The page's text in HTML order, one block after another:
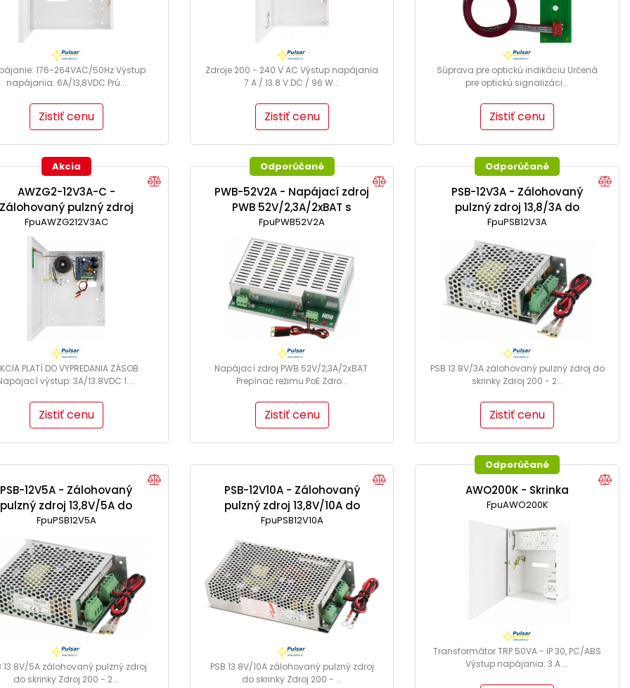
176÷264VAC/50Hz Výstup
napájania: 6A/13,8VDC Prú...
Zistiť cenu
Zdroje 200 - 240 V AC Výstup napájania
7 A / 13.8 V DC / 96 W...
Zistiť cenu
Súprava pre optickú indikáciu Určená
pre optickú signalizáci...
Zistiť cenu
Akcia
AWZG2-12V3A-C -
pulzný zdroj
13,8V/3A/17Ah
FpuAWZG212V3AC
PLATÍ DO VYPREDANIA ZÁSOB
výstup: 3A/13.8VDC 1....
Zistiť cenu
Odporúčané
PWB-52V2A - Napájací zdroj
PWB 52V/2,3A/2xBAT s
prepínačom režimu PoE
FpuPWB52V2A
Napájací zdroj PWB 52V/2,3A/2xBAT
Prepínač režimu PoE Zdro...
Zistiť cenu
Odporúčané
PSB-12V3A - Zálohovaný
pulzný zdroj 13,8/3A do
skrinky
FpuPSB12V3A
PSB 13.8V/3A zálohovaný pulzný zdroj do
skrinky Zdroj 200 - 2...
Zistiť cenu
PSB-12V5A - Zálohovaný
pulzný zdroj 13,8V/5A do
skrinky
FpuPSB12V5A
13.8V/5A zálohovaný pulzný zdroj
do skrinky Zdroj 200 - 2...
PSB-12V10A - Zálohovaný
pulzný zdroj 13,8V/10A do
skrinky
FpuPSB12V10A
PSB 13.8V/10A zálohovaný pulzný zdroj
do skrinky Zdroj 200 - ...
Odporúčané
AWO200K - Skrinka
FpuAWO200K
Transformátor TRP 50VA - IP 30, PC/ABS
Výstup napájania: 3 A ...